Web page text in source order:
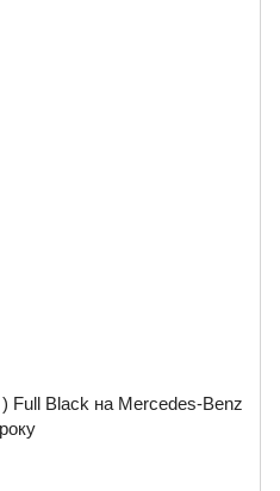
Full Black на Mercedes-Benz